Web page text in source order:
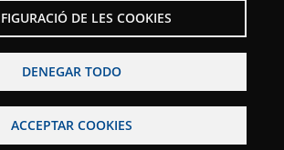
DE LES COOKIES
DENEGAR TODO
ACCEPTAR COOKIES
TIC Aviso legal
Accesibilidad